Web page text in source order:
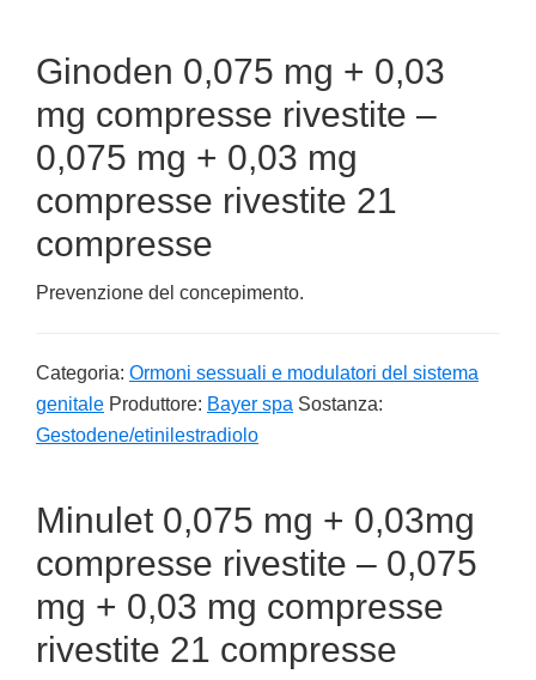
Ginoden 0,075 mg + 0,03
mg compresse rivestite –
0,075 mg + 0,03 mg
compresse rivestite 21
compresse
Prevenzione del concepimento.
Categoria: Ormoni sessuali e modulatori del sistema
genitale Produttore: Bayer spa Sostanza:
Gestodene/etinilestradiolo
Minulet 0,075 mg + 0,03mg
compresse rivestite – 0,075
mg + 0,03 mg compresse
rivestite 21 compresse